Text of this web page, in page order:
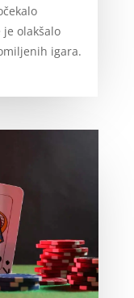
olakšalo
igara.